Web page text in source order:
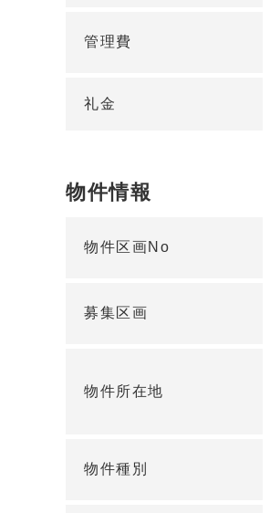
管理費
礼金
物件情報
物件区画No
募集区画
物件所在地
物件種別